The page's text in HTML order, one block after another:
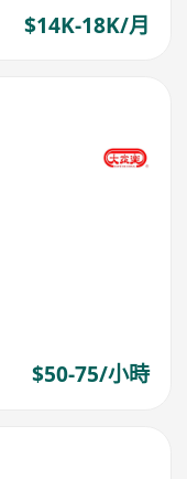
$14K-18K/月
$50-75/小時